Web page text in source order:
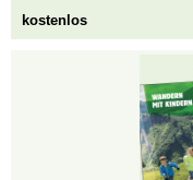
kostenlos